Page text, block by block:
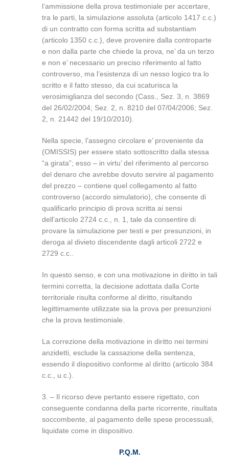
l’ammissione della prova testimoniale per accertare,
tra le parti, la simulazione assoluta (articolo 1417 c.c.)
di un contratto con forma scritta ad substantiam
(articolo 1350 c.c.), deve provenire dalla controparte
e non dalla parte che chiede la prova, ne’ da un terzo
e non e’ necessario un preciso riferimento al fatto
controverso, ma l’esistenza di un nesso logico tra lo
scritto e il fatto stesso, da cui scaturisca la
verosimiglianza del secondo (Cass., Sez. 3, n. 3869
del 26/02/2004; Sez. 2, n. 8210 del 07/04/2006; Sez.
2, n. 21442 del 19/10/2010).
Nella specie, l’assegno circolare e’ proveniente da
(OMISSIS) per essere stato sottoscritto dalla stessa
“a girata”; esso – in virtu’ del riferimento al percorso
del denaro che avrebbe dovuto servire al pagamento
del prezzo – contiene quel collegamento al fatto
controverso (accordo simulatorio), che consente di
qualificarlo principio di prova scritta ai sensi
dell’articolo 2724 c.c., n. 1, tale da consentire di
provare la simulazione per testi e per presunzioni, in
deroga al divieto discendente dagli articoli 2722 e
2729 c.c..
In questo senso, e con una motivazione in diritto in tali
termini corretta, la decisione adottata dalla Corte
territoriale risulta conforme al diritto, risultando
legittimamente utilizzate sia la prova per presunzioni
che la prova testimoniale.
La correzione della motivazione in diritto nei termini
anzidetti, esclude la cassazione della sentenza,
essendo il dispositivo conforme al diritto (articolo 384
c.c., u.c.).
3. – Il ricorso deve pertanto essere rigettato, con
conseguente condanna della parte ricorrente, risultata
soccombente, al pagamento delle spese processuali,
liquidate come in dispositivo.
P.Q.M.